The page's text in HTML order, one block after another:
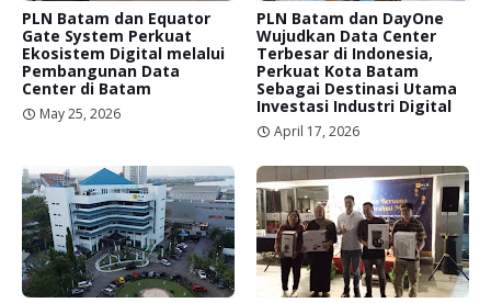
PLN Batam dan Equator
Gate System Perkuat
Ekosistem Digital melalui
Pembangunan Data
Center di Batam
May 25, 2026
PLN Batam dan DayOne
Wujudkan Data Center
Terbesar di Indonesia,
Perkuat Kota Batam
Sebagai Destinasi Utama
Investasi Industri Digital
April 17, 2026